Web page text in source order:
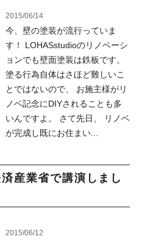
2015/06/14
今、壁の塗装が流行っていま
す！ LOHASstudioのリノベーシ
ョンでも壁面塗装は鉄板です。
塗る行為自体はさほど難しいこ
とではないので、 お施主様がリ
ノベ記念にDIYされることも多
いんですよ。 さて先日、 リノベ
が完成し既にお住まい...
産業省で講演しまし
2015/06/12